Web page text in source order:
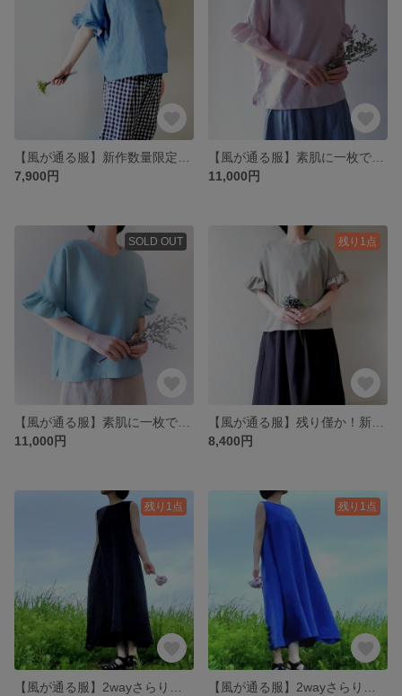
7,900円
11,000円
SOLD OUT
11,000円
残り1点
8,400円
残り1点 残り1点